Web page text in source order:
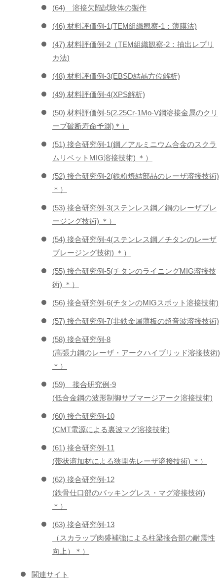
(64) 溶接欠陥試験体の製作
(46) 材料評価例-1(TEM組織観察-1：薄膜法)
(47) 材料評価例-2（TEM組織観察-2：抽出レプリ
カ法)
(48) 材料評価例-3(EBSD結晶方位解析)
(49) 材料評価例-4(XPS解析)
(50) 材料評価例-5(2.25Cr-1Mo-V鋼溶接金属のクリ
ープ破断寿命予測)＊）
(51) 接合研究例-1(鋼／アルミニウム合金のスクラ
ムリベットMIG溶接技術) ＊）
(52) 接合研究例-2(鉄粉焼結部品のレーザ溶接技術)
＊）
(53) 接合研究例-3(ステンレス鋼／銅のレーザブレ
ージング技術) ＊）
(54) 接合研究例-4(ステンレス鋼／チタンのレーザ
ブレージング技術) ＊）
(55) 接合研究例-5(チタンのライニングMIG溶接技
術) ＊）
(56) 接合研究例-6(チタンのMIGスポット溶接技術)
(57) 接合研究例-7(非鉄金属薄板の超音波溶接技術)
(58) 接合研究例-8
(高張力鋼のレーザ・アークハイブリッド溶接技術)
＊）
(59) 接合研究例-9
(低合金鋼の波形制御サブマージアーク溶接技術)
(60) 接合研究例-10
(CMT電源による裏波マグ溶接技術)
(61) 接合研究例-11
(帯状溶加材による狭開先レーザ溶接技術) ＊）
(62) 接合研究例-12
(鉄骨仕口部のバッキングレス・マグ溶接技術)
＊）
(63) 接合研究例-13
（スカラップ肉盛補強による柱梁接合部の耐震性
向上）＊）
関連サイト